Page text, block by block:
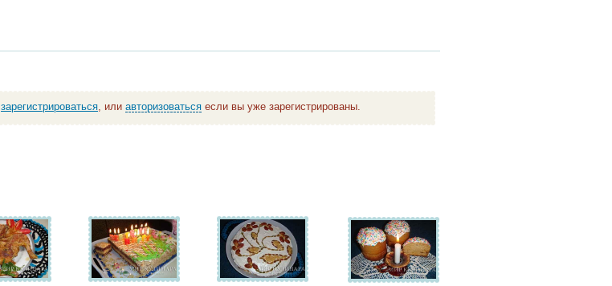
зарегистрироваться, или авторизоваться если вы уже зарегистрированы.